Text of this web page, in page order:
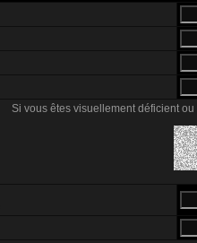
Si vous êtes visuellement déficient